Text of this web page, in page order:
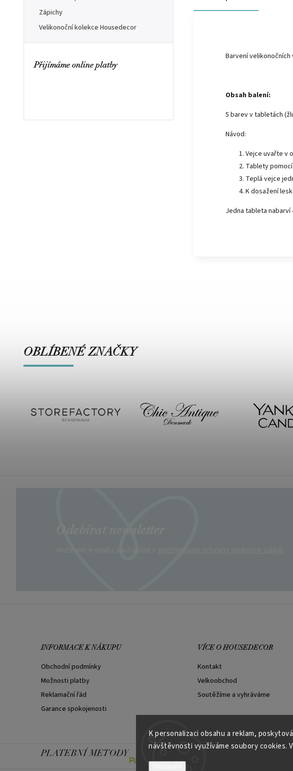
K personalizaci obsahu a reklam,
návštěvnosti využíváme soubory cookies.
Zápichy
Velikonoční kolekce Housedecor
Přijímáme online platby
Barvení velikonočních
Obsah balení:
5 barev v tabletách
Návod:
Vejce uvařte v
Tablety
Teplá vejce
K dosažení
Jedna tableta nabarví
OBLÍBENÉ ZNAČKY
INFORMACE K NÁKUPU
Obchodní podmínky
Možnosti platby
Reklamační řád
Garance spokojenosti
VÍCE O HOUSEDECOR
Kontakt
Velkoobchod
Soutěžíme a vyhráváme
PLATEBNÍ METODY